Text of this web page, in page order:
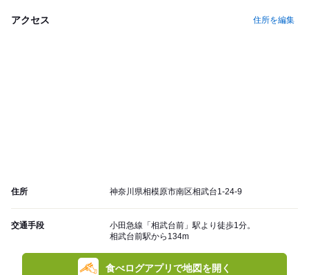
アクセス 住所を編集
住所 神奈川県相模原市南区相武台1-24-9
交通手段
小田急線「相武台前」駅より徒歩1分。
相武台前駅から134m
食べログアプリで地図を開く